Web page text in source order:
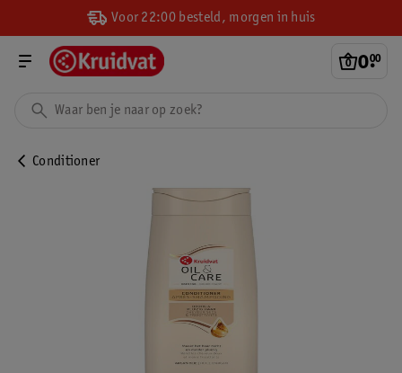
Voor 22:00 besteld, morgen in huis
0.
00
Conditioner